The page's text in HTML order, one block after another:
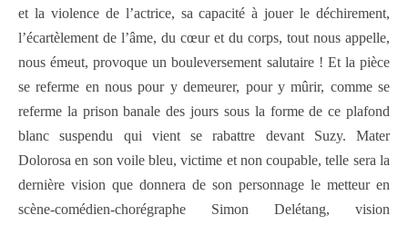
et la violence de l’actrice, sa capacité à jouer le déchirement,
l’écartèlement de l’âme, du cœur et du corps, tout nous appelle,
nous émeut, provoque un bouleversement salutaire ! Et la pièce
se referme en nous pour y demeurer, pour y mûrir, comme se
referme la prison banale des jours sous la forme de ce plafond
blanc suspendu qui vient se rabattre devant Suzy. Mater
Dolorosa en son voile bleu, victime et non coupable, telle sera la
dernière vision que donnera de son personnage le metteur en
scène-comédien-chorégraphe Simon Delétang, vision